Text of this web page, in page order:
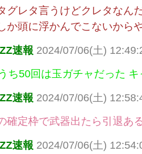
グレタ言うけどクレタなん
か頭に浮かんでこないから
速報 2024/07/06(土)
ち50回は玉ガチャだった
速報 2024/07/06(土)
確定枠で武器出たら引退あ
速報 2024/07/06(土)